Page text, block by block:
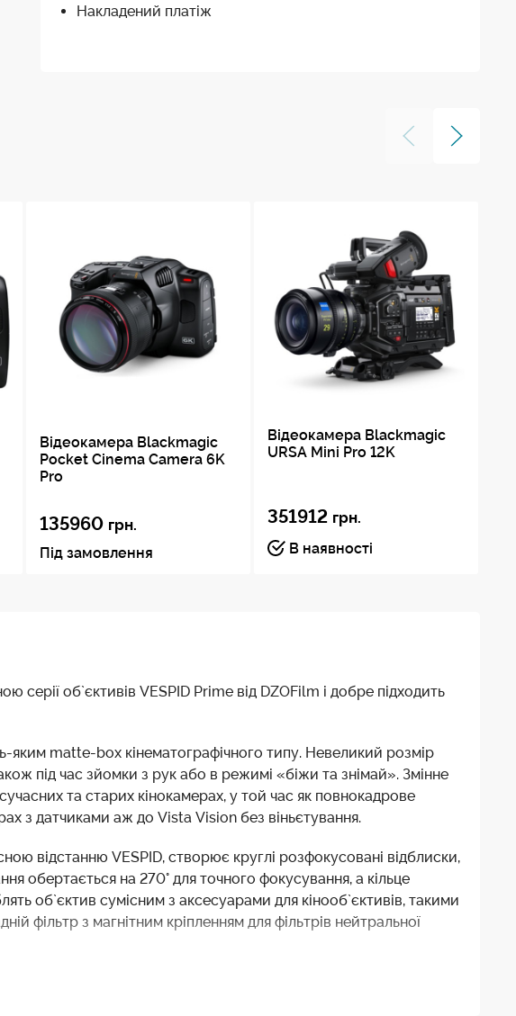
Накладений платіж
Відеокамера Blackmagic
Pocket Cinema Camera 6K
Pro
135960 грн.
Під замовлення
Відеокамера Blackmagic
URSA Mini Pro 12K
351912 грн.
В наявності
серії об`єктивів VESPID Prime від DZOFilm і добре підходить
matte-box кінематографічного типу. Невеликий розмір
під час зйомки з рук або в режимі «біжи та знімай». Змінне
та старих кінокамерах, у той час як повнокадрове
з датчиками аж до Vista Vision без віньєтування.
відстанню VESPID, створює круглі розфокусовані відблиски,
обертається на 270° для точного фокусування, а кільце
об`єктив сумісним з аксесуарами для кінооб`єктивів, такими
фільтр з магнітним кріпленням для фільтрів нейтральної
ручний об`єктив на різних сучасних і вінтажних